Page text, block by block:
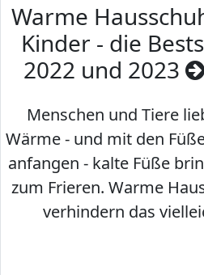
Warme
Kinder - die
2022 und 2023
Menschen und Tiere
Wärme - und mit den
anfangen - kalte Füße
zum Frieren. Warme
verhindern das